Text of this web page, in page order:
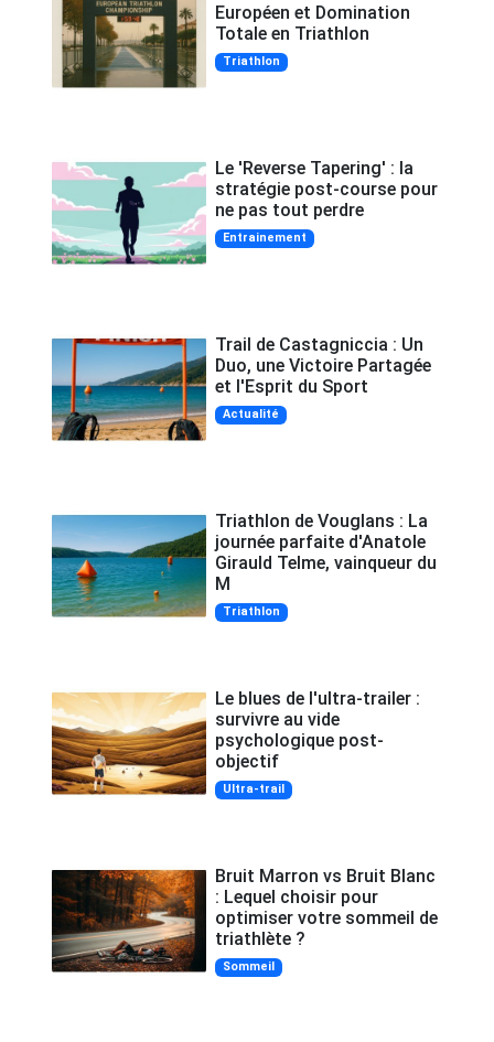
Européen et Domination
Totale en Triathlon
Triathlon
Le 'Reverse Tapering' : la
stratégie post-course pour
ne pas tout perdre
Entrainement
Trail de Castagniccia : Un
Duo, une Victoire Partagée
et l'Esprit du Sport
Actualité
Triathlon de Vouglans : La
journée parfaite d'Anatole
Girauld Telme, vainqueur du
M
Triathlon
Le blues de l'ultra-trailer :
survivre au vide
psychologique post-
objectif
Ultra-trail
Bruit Marron vs Bruit Blanc
: Lequel choisir pour
optimiser votre sommeil de
triathlète ?
Sommeil